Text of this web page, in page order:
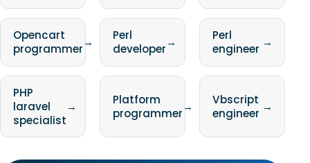
Opencart
programmer→
Perl
developer→
Perl
engineer →
PHP
laravel
specialist
→
Platform
programmer→
Vbscript
engineer →